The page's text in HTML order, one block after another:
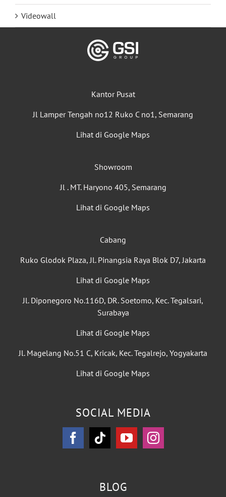
Videowall
Kantor Pusat
Jl Lamper Tengah no12 Ruko C no1, Semarang
Lihat di Google Maps
Showroom
Jl . MT. Haryono 405, Semarang
Lihat di Google Maps
Cabang
Ruko Glodok Plaza, Jl. Pinangsia Raya Blok D7, Jakarta
Lihat di Google Maps
Jl. Diponegoro No.116D, DR. Soetomo, Kec. Tegalsari,
Surabaya
Lihat di Google Maps
Jl. Magelang No.51 C, Kricak, Kec. Tegalrejo, Yogyakarta
Lihat di Google Maps
SOCIAL MEDIA
BLOG